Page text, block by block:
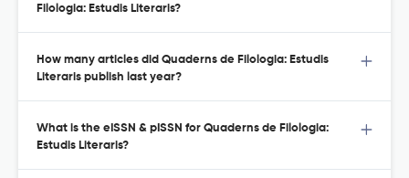
Filologia: Estudis Literaris?
How many articles did Quaderns de Filologia: Estudis
Literaris publish last year?
What is the eISSN & pISSN for Quaderns de Filologia:
Estudis Literaris?